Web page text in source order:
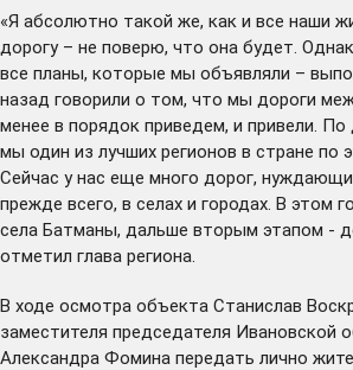
«Я абсолютно такой же, как и все наши
дорогу – не поверю, что она будет.
все планы, которые мы объявляли –
назад говорили о том, что мы дороги
менее в порядок приведем, и привели.
мы один из лучших регионов в стране по
Сейчас у нас еще много дорог,
прежде всего, в селах и городах. В этом
села Батманы, дальше вторым этапом -
отметил глава региона.
В ходе осмотра объекта Станислав
заместителя председателя Ивановской
Александра Фомина передать лично